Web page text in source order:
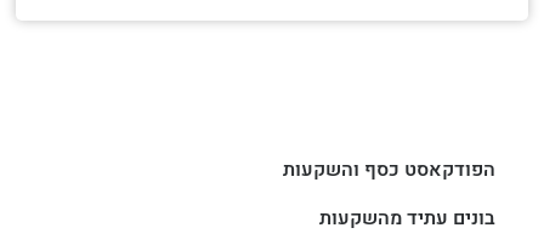
הפודקאסט כסף והשקעות
בונים עתיד מהשקעות